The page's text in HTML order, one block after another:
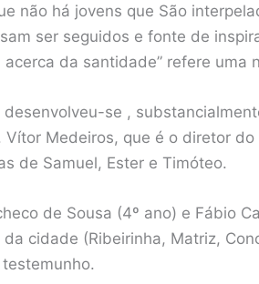
não há jovens que São
ser seguidos e fonte de
da santidade” refere uma
se ,
Vítor Medeiros, que é o diretor
de Samuel, Ester e Timóteo.
de Sousa (4º ano) e Fábio
cidade (Ribeirinha, Matriz,